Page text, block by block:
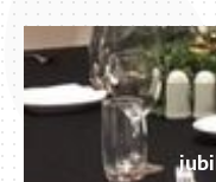
Protip: piknik może